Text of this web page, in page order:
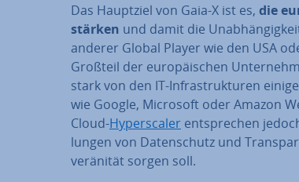
Das Hauptziel von Gaia-X ist es, die
stärken und damit die
anderer Global Player wie den USA
Großteil der eu­ro­päi­schen
stark von den IT-In­fra­struk­tu­ren
wie Google, Microsoft oder Amazon
Cloud-Hy­pers­ca­ler ent­spre­chen
lun­gen von Da­ten­schutz und
ve­rä­ni­tät sorgen soll.